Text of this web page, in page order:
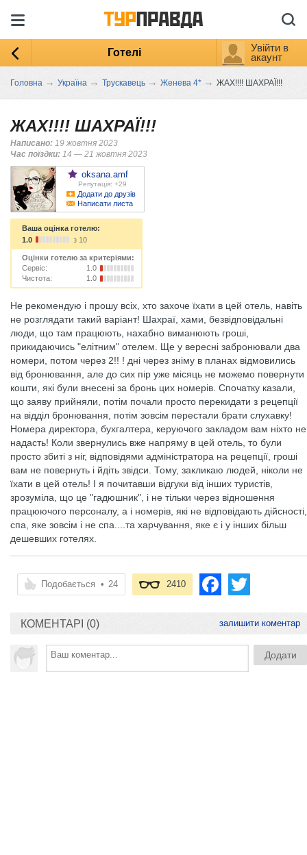
Готелі
Увійти в
акаунт
Головна → Україна → Трускавець → Женева 4* → ЖАХ!!!! ШАХРАЇ!!!
ЖАХ!!!! ШАХРАЇ!!!
Написано: 19 жовтня 2023
Час поїздки: 14 — 21 жовтня 2023
oksana.amf
Репутація: +29
Додати до друзів
Написати листа
Ваша оцінка готелю:
1.0
з 10
Оцінки готелю за критеріями:
Сервіс:
1.0
Чистота:
1.0
Не рекомендую і прошу всіх, хто захоче їхати в цей отель, навіть
не розглядати такий варіант! Шахраї, хами, безвідповідальні
люди, що там працюють, нахабно виманюють гроші,
прикидаючись "елітним" отелем. Ще у вересні забронювали два
номери, потом через 2!! ! дні через зніму в планах відмовились
від бронювання, але до сих пір уже місяць не можемо повернути
кошти, які були внесені за бронь цих номерів. Спочатку казали,
що заяву прийняли, потім почали просто перекидати з рецепції
на відділ бронювання, потім зовсім перестали брати слухавку!
Номера директора, бухгалтера, керуючого закладом вам ніхто не
надасть! Коли звернулись вже напряму в цей отель, то були
просто збиті з ніг, відповідями адміністратора на рецепції, гроші
вам не повернуть і йдіть звідси. Тому, закликаю людей, ніколи не
їхати в цей отель! І я почитавши відгуки від інших туристів,
зрозуміла, що це "гадюшник", і не тільки через відношення
працюючого персоналу, а і номерів, які не відповідають дійсності,
спа, яке зовсім і не спа....та харчування, яке є і у інших більш
дешевших готелях.
Подобається • 24 2410
КОМЕНТАРІ (0) залишити коментар